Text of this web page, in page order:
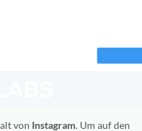
von Instagram. Um auf den